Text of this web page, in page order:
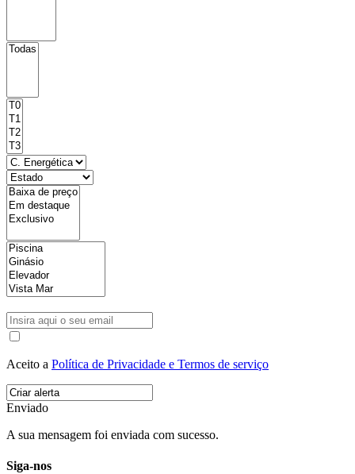
Aceito a Política de Privacidade e Termos de serviço
Enviado
A sua mensagem foi enviada com sucesso.
Siga-nos